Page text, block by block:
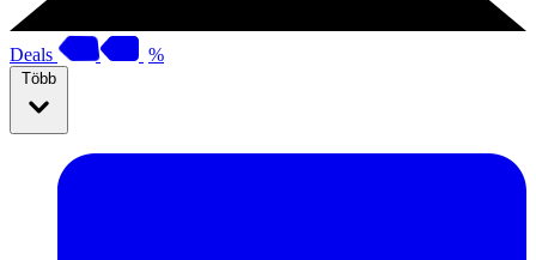
Deals %
Több